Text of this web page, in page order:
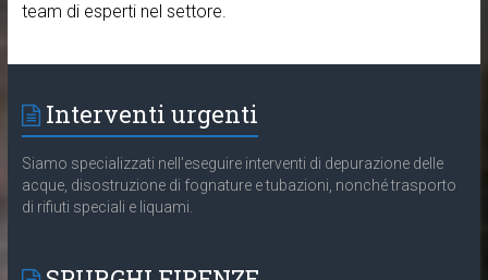
team di esperti nel settore.
Interventi urgenti
Siamo specializzati nell’eseguire interventi di depurazione delle
acque, disostruzione di fognature e tubazioni, nonché trasporto
di rifiuti speciali e liquami.